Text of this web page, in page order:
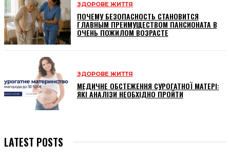
ЗДОРОВЕ ЖИТТЯ
ПОЧЕМУ БЕЗОПАСНОСТЬ СТАНОВИТСЯ
ГЛАВНЫМ ПРЕИМУЩЕСТВОМ ПАНСИОНАТА В
ОЧЕНЬ ПОЖИЛОМ ВОЗРАСТЕ
ЗДОРОВЕ ЖИТТЯ
МЕДИЧНЕ ОБСТЕЖЕННЯ СУРОГАТНОЇ МАТЕРІ:
ЯКІ АНАЛІЗИ НЕОБХІДНО ПРОЙТИ
LATEST POSTS